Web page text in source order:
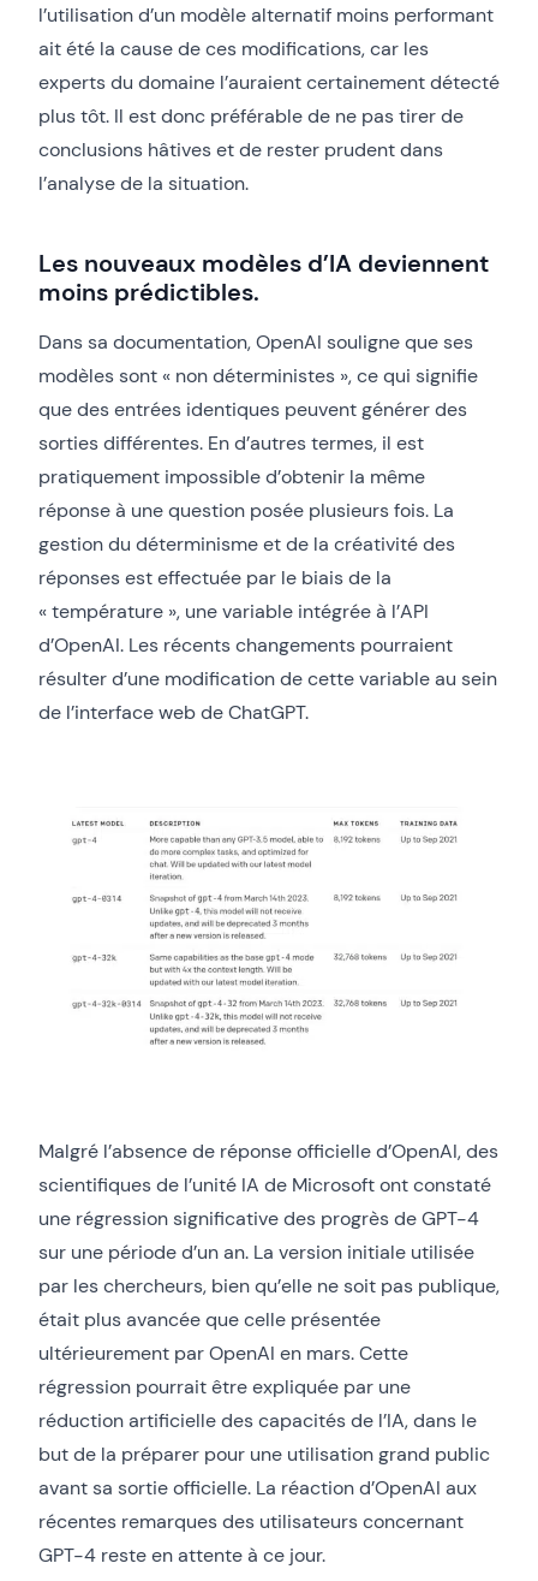
l’utilisation d’un modèle alternatif moins performant
ait été la cause de ces modifications, car les
experts du domaine l’auraient certainement détecté
plus tôt. Il est donc préférable de ne pas tirer de
conclusions hâtives et de rester prudent dans
l’analyse de la situation.
Les nouveaux modèles d’IA deviennent
moins prédictibles.
Dans sa documentation, OpenAI souligne que ses
modèles sont « non déterministes », ce qui signifie
que des entrées identiques peuvent générer des
sorties différentes. En d’autres termes, il est
pratiquement impossible d’obtenir la même
réponse à une question posée plusieurs fois. La
gestion du déterminisme et de la créativité des
réponses est effectuée par le biais de la
« température », une variable intégrée à l’API
d’OpenAI. Les récents changements pourraient
résulter d’une modification de cette variable au sein
de l’interface web de ChatGPT.
Malgré l’absence de réponse officielle d’OpenAI, des
scientifiques de l’unité IA de Microsoft ont constaté
une régression significative des progrès de GPT-4
sur une période d’un an. La version initiale utilisée
par les chercheurs, bien qu’elle ne soit pas publique,
était plus avancée que celle présentée
ultérieurement par OpenAI en mars. Cette
régression pourrait être expliquée par une
réduction artificielle des capacités de l’IA, dans le
but de la préparer pour une utilisation grand public
avant sa sortie officielle. La réaction d’OpenAI aux
récentes remarques des utilisateurs concernant
GPT-4 reste en attente à ce jour.